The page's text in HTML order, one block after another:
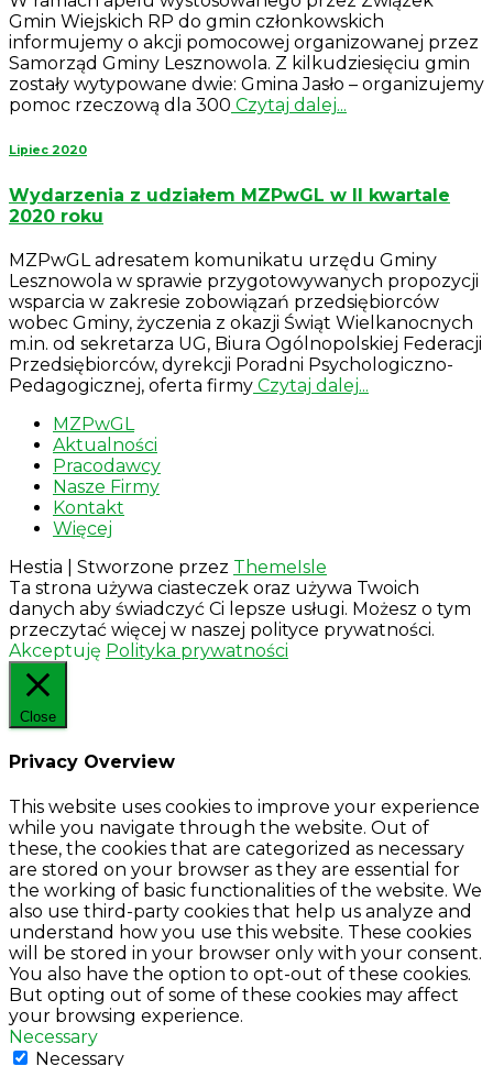
Gmin Wiejskich RP do gmin członkowskich
informujemy o akcji pomocowej organizowanej przez
Samorząd Gminy Lesznowola. Z kilkudziesięciu gmin
zostały wytypowane dwie: Gmina Jasło – organizujemy
pomoc rzeczową dla 300 Czytaj dalej...
Lipiec 2020
Wydarzenia z udziałem MZPwGL w II kwartale
2020 roku
MZPwGL adresatem komunikatu urzędu Gminy
Lesznowola w sprawie przygotowywanych propozycji
wsparcia w zakresie zobowiązań przedsiębiorców
wobec Gminy, życzenia z okazji Świąt Wielkanocnych
m.in. od sekretarza UG, Biura Ogólnopolskiej Federacji
Przedsiębiorców, dyrekcji Poradni Psychologiczno-
Pedagogicznej, oferta firmy Czytaj dalej...
MZPwGL
Aktualności
Pracodawcy
Nasze Firmy
Kontakt
Więcej
Hestia | Stworzone przez ThemeIsle
Ta strona używa ciasteczek oraz używa Twoich
danych aby świadczyć Ci lepsze usługi. Możesz o tym
przeczytać więcej w naszej polityce prywatności.
Akceptuję Polityka prywatności
Close
Privacy Overview
This website uses cookies to improve your experience
while you navigate through the website. Out of
these, the cookies that are categorized as necessary
are stored on your browser as they are essential for
the working of basic functionalities of the website. We
also use third-party cookies that help us analyze and
understand how you use this website. These cookies
will be stored in your browser only with your consent.
You also have the option to opt-out of these cookies.
But opting out of some of these cookies may affect
your browsing experience.
Necessary
Necessary